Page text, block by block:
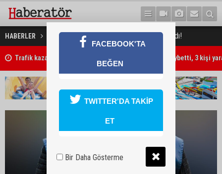
HABERLER GÜNDEM İki kişi bir kişiye bıçakla saldırdı!
Trafik kazasında 85 yaşındaki Turan Obalı hayatını kaybetti, 3 kişi
FACEBOOK'TA
BEĞEN
TWITTER'DA TAKİP
ET
Bir Daha Gösterme